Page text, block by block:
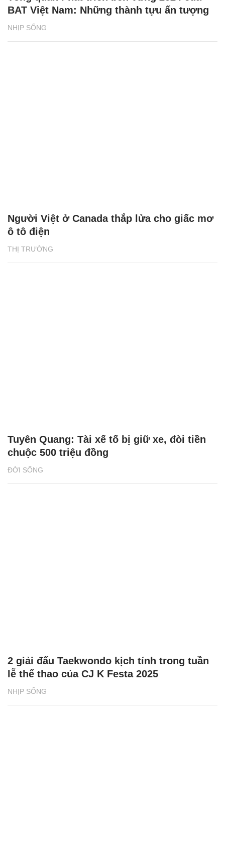
NHỊP SỐNG
BAT Việt Nam: Những thành tựu ấn tượng
THỊ TRƯỜNG
Người Việt ở Canada thắp lửa cho giấc mơ
ô tô điện
ĐỜI SỐNG
Tuyên Quang: Tài xế tố bị giữ xe, đòi tiền
chuộc 500 triệu đồng
NHỊP SỐNG
2 giải đấu Taekwondo kịch tính trong tuần
lễ thể thao của CJ K Festa 2025